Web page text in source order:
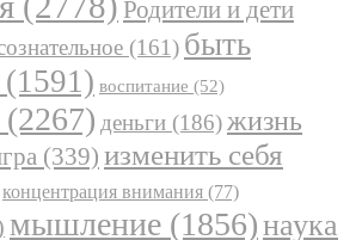
Родители и дети
(161) быть
(1591) воспитание (52)
(2267) деньги (186)жизнь
(339) изменить себя
концентрация внимания (77)
мышление (1856)наука